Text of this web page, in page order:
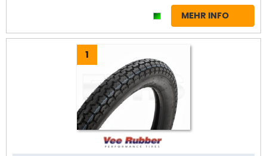
MEHR INFO
1